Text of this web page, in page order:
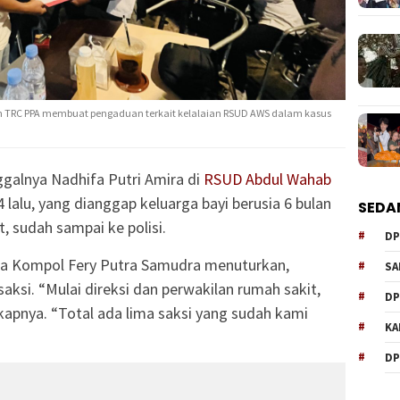
PPA membuat pengaduan terkait kelalaian RSUD AWS dalam kasus
Nadhifa Putri Amira di RSUD Abdul Wahab
lalu, yang dianggap keluarga bayi berusia 6 bulan
sudah sampai ke polisi.
Kompol Fery Putra Samudra menuturkan,
“Mulai direksi dan perwakilan rumah sakit,
“Total ada lima saksi yang sudah kami